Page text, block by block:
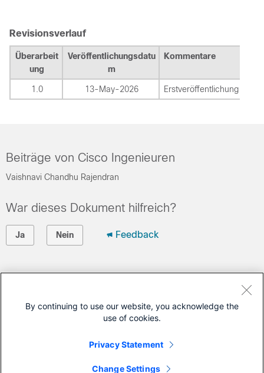
Revisionsverlauf
Überarbeit
ung
Veröffentlichungsdatu
m
Kommentare
1.0 13-May-2026 Erstveröffentlichung
Beiträge von Cisco Ingenieuren
Vaishnavi Chandhu Rajendran
War dieses Dokument hilfreich?
Ja Nein Feedback
Eine Supportanfrage öffnen
Cisco Servicevertrag
Dieses Dokument gilt für folgende Produkte.
By continuing to use our website, you acknowledge the
use of cookies.
Privacy Statement
Change Settings